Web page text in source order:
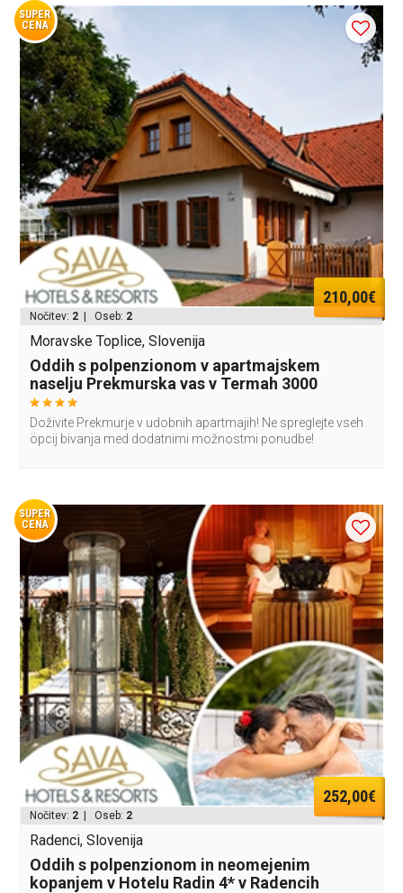
SUPER
CENA
210,00€
Nočitev: 2 | Oseb: 2
Moravske Toplice, Slovenija
Oddih s polpenzionom v apartmajskem
naselju Prekmurska vas v Termah 3000
Doživite Prekmurje v udobnih apartmajih! Ne spreglejte vseh
öpcij bivanja med dodatnimi možnostmi ponudbe!
SUPER
CENA
252,00€
Nočitev: 2 | Oseb: 2
Radenci, Slovenija
Oddih s polpenzionom in neomejenim
kopanjem v Hotelu Radin 4* v Radencih